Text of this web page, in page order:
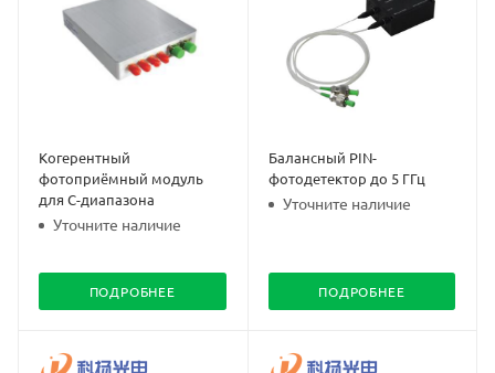
Когерентный
фотоприёмный модуль
для C-диапазона
Уточните наличие
ПОДРОБНЕЕ
Балансный PIN-
фотодетектор до 5 ГГц
Уточните наличие
ПОДРОБНЕЕ